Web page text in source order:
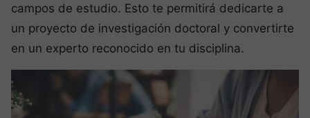
campos de estudio. Esto te permitirá dedicarte a
un proyecto de investigación doctoral y convertirte
en un experto reconocido en tu disciplina.